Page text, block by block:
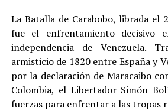
La Batalla de Carabobo, librada el
fue el enfrentamiento decisivo
independencia de Venezuela.
armisticio de 1820 entre España y
por la declaración de Maracaibo
Colombia, el Libertador Simón
fuerzas para enfrentar a las tropas